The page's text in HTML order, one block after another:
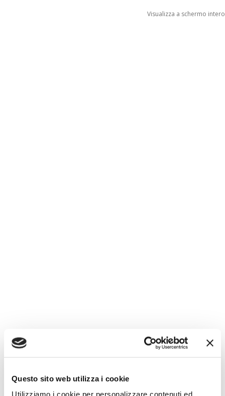
Questo sito web utilizza i cookie
Utilizziamo i cookie per personalizzare contenuti ed
Visualizza a schermo intero